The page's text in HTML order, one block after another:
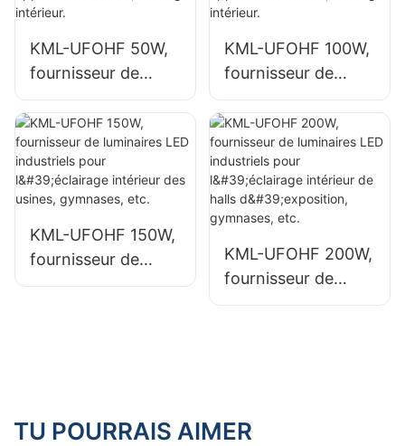
tels que les
bâtiments d'usines
et les entrepôts.
KML-UFOHF 50W,
fournisseur de
luminaires LED
industriels pour
usines, entrepôts
et autres
applications
intérieur.
KML-UFOHF 100W,
fournisseur de
luminaires LED
industriels pour
usines, entrepôts
et autres
applications
d'éclairage
intérieur.
KML-UFOHF 150W,
fournisseur de
luminaires LED
KML-UFOHF 200W,
fournisseur de
luminaires LED
gymnases, etc.
TU POURRAIS AIMER